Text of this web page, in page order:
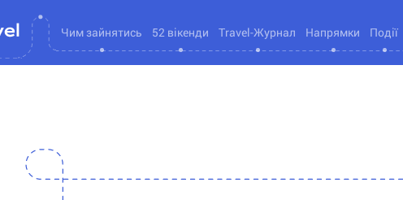
Чим зайнятись 52 вікенди Travel-Журнал Напрямки Події